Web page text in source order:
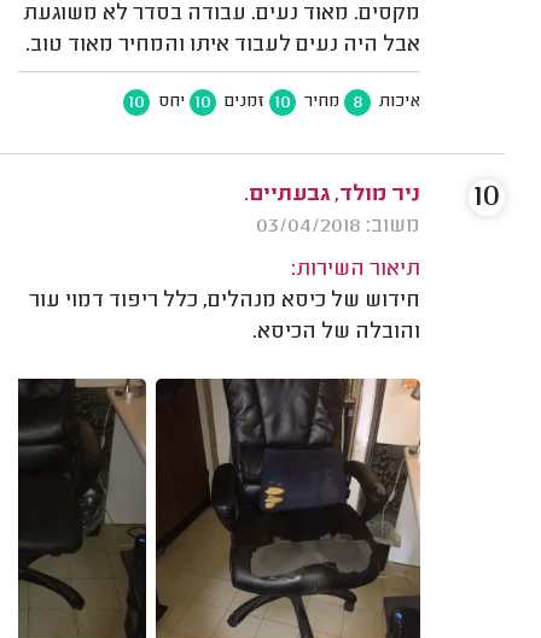
מקסים. מאוד נעים. עבודה בסדר לא משוגעת
אבל היה נעים לעבוד איתו והמחיר מאוד טוב.
איכות 8 מחיר 10 זמנים 10 יחס 10
ניר מולד, גבעתיים.
משוב: 03/04/2018
תיאור השירות:
חידוש של כיסא מנהלים, כלל ריפוד דמוי עור
והובלה של הכיסא.
10